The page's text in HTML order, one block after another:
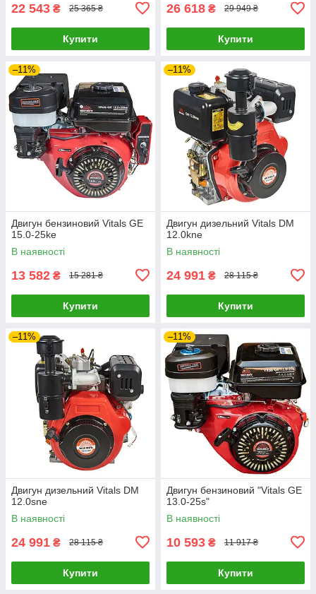
22 543 ₴ 25 365 ₴
Купити
26 618 ₴ 29 949 ₴
Купити
–11%
Двигун бензиновий Vitals GE
15.0-25ke
В наявності
13 582 ₴ 15 281 ₴
Купити
–11%
Двигун дизельний Vitals DM
12.0kne
В наявності
24 991 ₴ 28 115 ₴
Купити
–11%
Двигун дизельний Vitals DM
12.0sne
В наявності
24 991 ₴ 28 115 ₴
Купити
–11%
Двигун бензиновий "Vitals GE
13.0-25s"
В наявності
10 593 ₴ 11 917 ₴
Купити